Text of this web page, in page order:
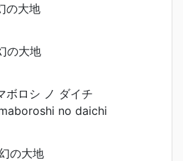
の大地
の大地
ボロシ ノ ダイチ
no daichi
の大地